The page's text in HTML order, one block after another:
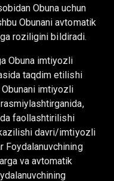
Obuna uchun
Obunani avtomatik
roziligini bildiradi.
Obuna imtiyozli
taqdim etilishi
imtiyozli
faollashtirilishi
davri/imtiyozli
Foydalanuvchining
va avtomatik